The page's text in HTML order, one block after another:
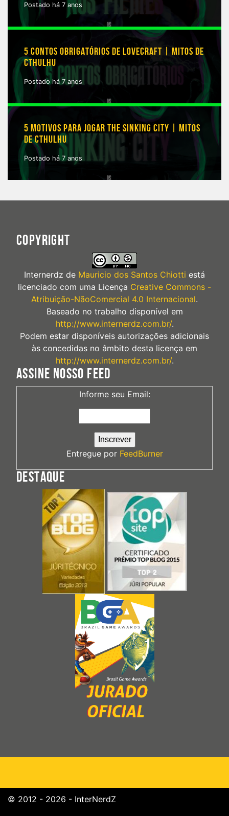
Postado há 7 anos
5 CONTOS OBRIGATÓRIOS DE LOVECRAFT | MITOS DE
CTHULHU
Postado há 7 anos
5 MOTIVOS PARA JOGAR THE SINKING CITY | MITOS
DE CTHULHU
Postado há 7 anos
COPYRIGHT
Internerdz de Mauricio dos Santos Chiotti está
licenciado com uma Licença Creative Commons -
Atribuição-NãoComercial 4.0 Internacional.
Baseado no trabalho disponível em
http://www.internerdz.com.br/.
Podem estar disponíveis autorizações adicionais
às concedidas no âmbito desta licença em
http://www.internerdz.com.br/.
ASSINE NOSSO FEED
Informe seu Email:
Entregue por FeedBurner
DESTAQUE
© 2012 - 2026 - InterNerdZ